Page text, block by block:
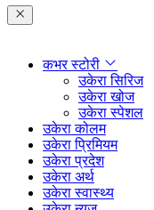
कभर स्टोरी
उकेरा सिरिज
उकेरा खोज
उकेरा स्पेशल
उकेरा कोलम
उकेरा प्रिमियम
उकेरा प्रदेश
उकेरा अर्थ
उकेरा स्वास्थ्य